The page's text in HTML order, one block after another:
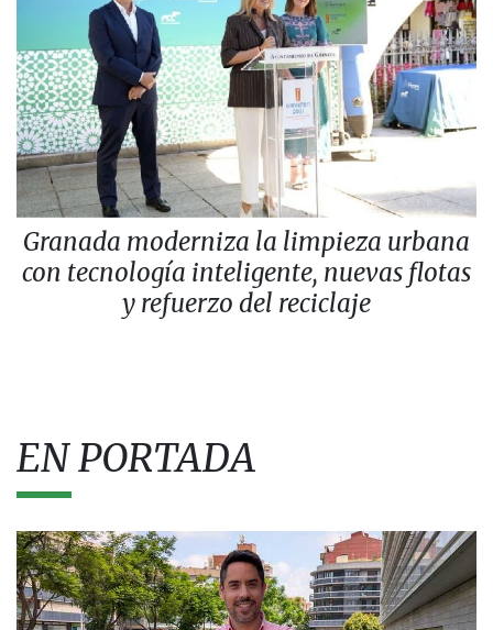
Granada moderniza la limpieza urbana
con tecnología inteligente, nuevas flotas
y refuerzo del reciclaje
EN PORTADA